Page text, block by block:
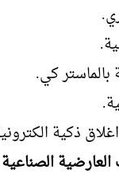
كي.
ذكية
الصناعية